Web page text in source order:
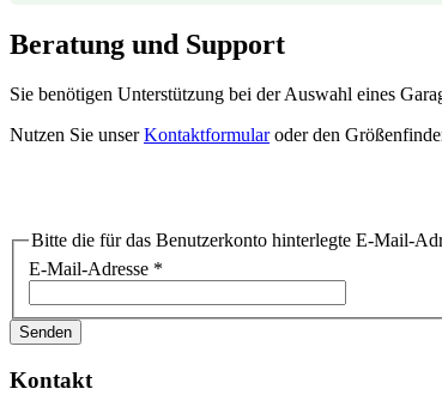
Beratung und Support
Sie benötigen Unterstützung bei der Auswahl eines
Nutzen Sie unserKontaktformularoder den
Bitte die für das Benutzerkonto hinterlegte E-Mail-
E-Mail-Adresse *
Senden
Kontakt